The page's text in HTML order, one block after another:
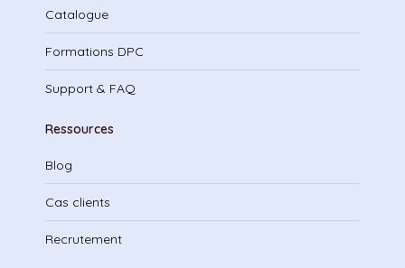
Catalogue
Formations DPC
Support & FAQ
Ressources
Blog
Cas clients
Recrutement